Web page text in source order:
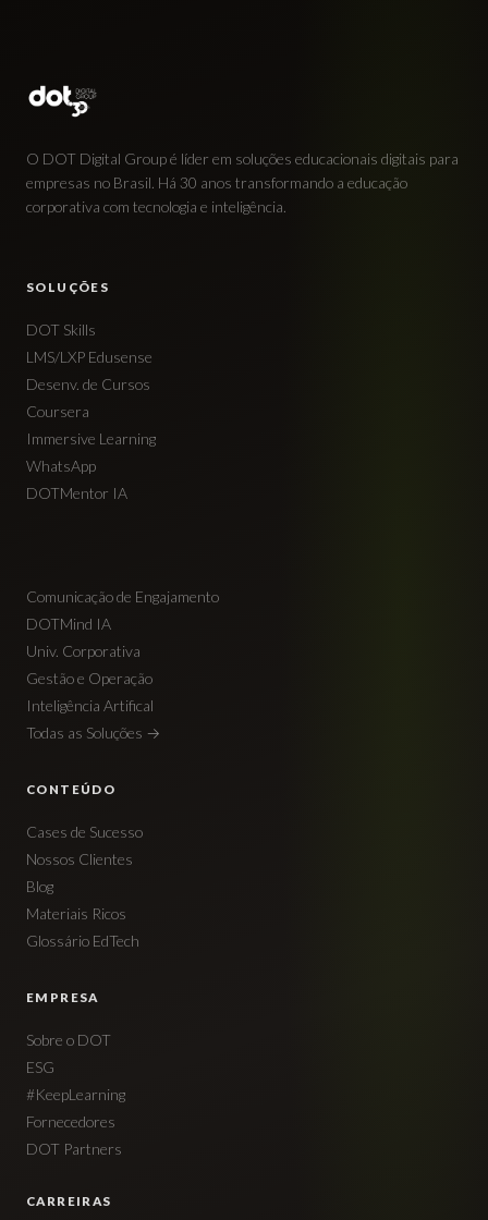
O DOT Digital Group é líder em soluções educacionais digitais para
empresas no Brasil. Há 30 anos transformando a educação
corporativa com tecnologia e inteligência.
SOLUÇÕES
DOT Skills
LMS/LXP Edusense
Desenv. de Cursos
Coursera
Immersive Learning
WhatsApp
DOTMentor IA
Comunicação de Engajamento
DOTMind IA
Univ. Corporativa
Gestão e Operação
Inteligência Artifical
Todas as Soluções →
CONTEÚDO
Cases de Sucesso
Nossos Clientes
Blog
Materiais Ricos
Glossário EdTech
EMPRESA
Sobre o DOT
ESG
#KeepLearning
Fornecedores
DOT Partners
CARREIRAS